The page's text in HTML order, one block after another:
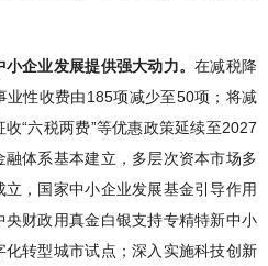
企业发展提供强大动力。在减税降
业性收费由185项减少至50项；将减
“六税两费”等优惠政策延续至2027
体系基本建立，多层次资本市场多
，国家中小企业发展基金引导作用
财政用真金白银支持专精特新中小
转型城市试点；深入实施科技创新